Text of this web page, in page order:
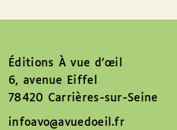
Éditions À vue d’œil
6, avenue Eiffel
78420 Carrières-sur-Seine
infoavo@avuedoeil.fr